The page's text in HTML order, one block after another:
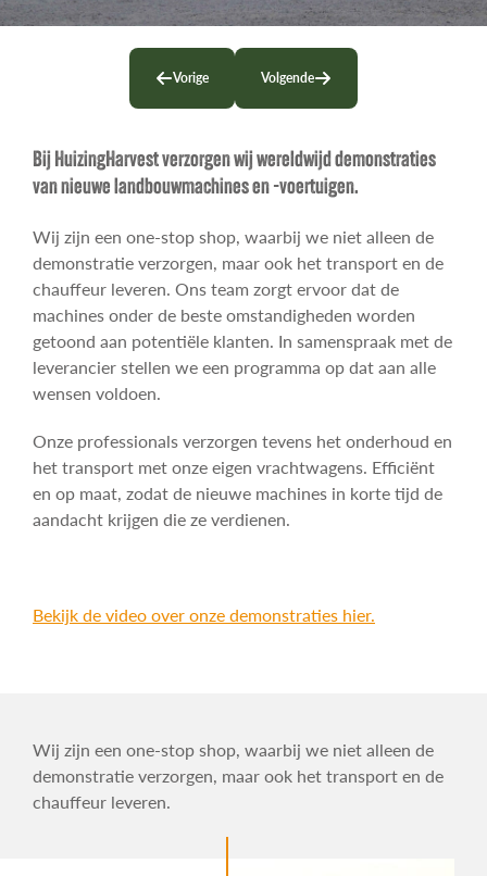
Contact
Vorige Volgende
Wij zijn een one-stop shop, waarbij we niet alleen de
demonstratie verzorgen, maar ook het transport en de
chauffeur leveren.
Bij HuizingHarvest verzorgen wij wereldwijd demonstraties
van nieuwe landbouwmachines en -voertuigen.
Wij zijn een one-stop shop, waarbij we niet alleen de
demonstratie verzorgen, maar ook het transport en de
chauffeur leveren. Ons team zorgt ervoor dat de
machines onder de beste omstandigheden worden
getoond aan potentiële klanten. In samenspraak met de
leverancier stellen we een programma op dat aan alle
wensen voldoen.
Onze professionals verzorgen tevens het onderhoud en
het transport met onze eigen vrachtwagens. Efficiënt
en op maat, zodat de nieuwe machines in korte tijd de
aandacht krijgen die ze verdienen.
Bekijk de video over onze demonstraties hier.